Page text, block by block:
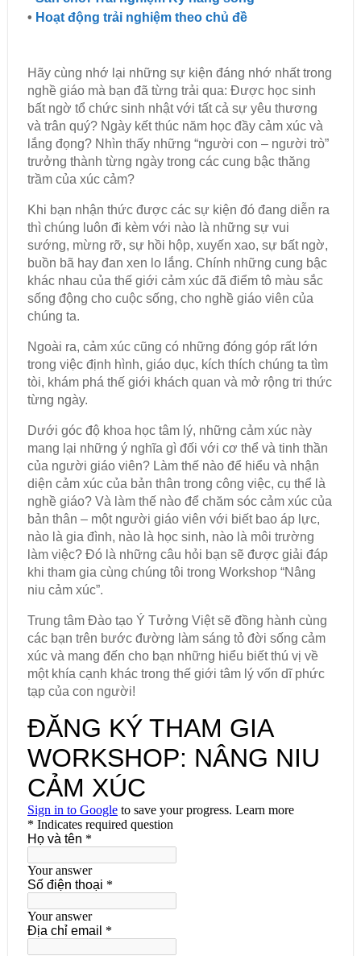
• Hoạt động trải nghiệm theo chủ đề
Hãy cùng nhớ lại những sự kiện đáng nhớ nhất trong
nghề giáo mà bạn đã từng trải qua: Được học sinh
bất ngờ tổ chức sinh nhật với tất cả sự yêu thương
và trân quý? Ngày kết thúc năm học đầy cảm xúc và
lắng đọng? Nhìn thấy những “người con – người trò”
trưởng thành từng ngày trong các cung bậc thăng
trầm của xúc cảm?
Khi bạn nhận thức được các sự kiện đó đang diễn ra
thì chúng luôn đi kèm với nào là những sự vui
sướng, mừng rỡ, sự hồi hộp, xuyến xao, sự bất ngờ,
buồn bã hay đan xen lo lắng. Chính những cung bậc
khác nhau của thế giới cảm xúc đã điểm tô màu sắc
sống động cho cuộc sống, cho nghề giáo viên của
chúng ta.
Ngoài ra, cảm xúc cũng có những đóng góp rất lớn
trong việc định hình, giáo dục, kích thích chúng ta tìm
tòi, khám phá thế giới khách quan và mở rộng tri thức
từng ngày.
Dưới góc độ khoa học tâm lý, những cảm xúc này
mang lại những ý nghĩa gì đối với cơ thể và tinh thần
của người giáo viên? Làm thế nào để hiểu và nhận
diện cảm xúc của bản thân trong công việc, cụ thể là
nghề giáo? Và làm thế nào để chăm sóc cảm xúc của
bản thân – một người giáo viên với biết bao áp lực,
nào là gia đình, nào là học sinh, nào là môi trường
làm việc? Đó là những câu hỏi bạn sẽ được giải đáp
khi tham gia cùng chúng tôi trong Workshop “Nâng
niu cảm xúc”.
Trung tâm Đào tạo Ý Tưởng Việt sẽ đồng hành cùng
các bạn trên bước đường làm sáng tỏ đời sống cảm
xúc và mang đến cho bạn những hiểu biết thú vị về
một khía cạnh khác trong thế giới tâm lý vốn dĩ phức
tạp của con người!